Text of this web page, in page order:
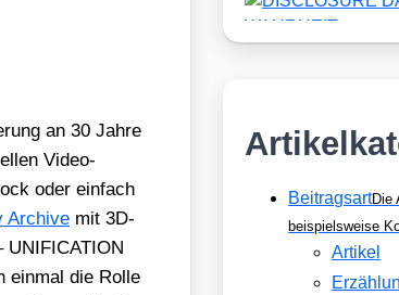
an 30 Jah­re
Video-
oder ein­fach
Archi­ve mit 3D-
UNIFICATION
ein­mal die Rol­le
BeitragsartDie
beispielsweise
Artikel